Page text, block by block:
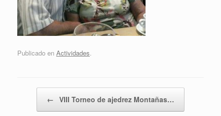
Publicado en Actividades.
← VIII Torneo de ajedrez Montañas…